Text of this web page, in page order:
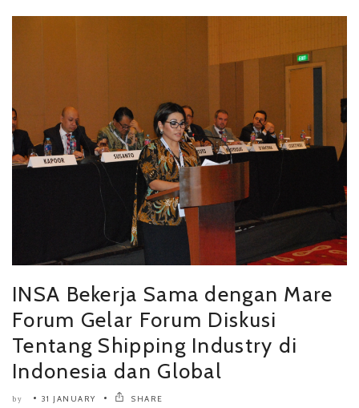
INSA Bekerja Sama dengan Mare
Forum Gelar Forum Diskusi
Tentang Shipping Industry di
Indonesia dan Global
by 31 JANUARY SHARE